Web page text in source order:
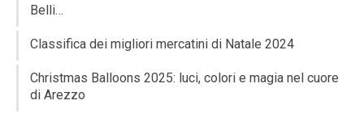
Belli…
Classifica dei migliori mercatini di Natale 2024
Christmas Balloons 2025: luci, colori e magia nel cuore
di Arezzo